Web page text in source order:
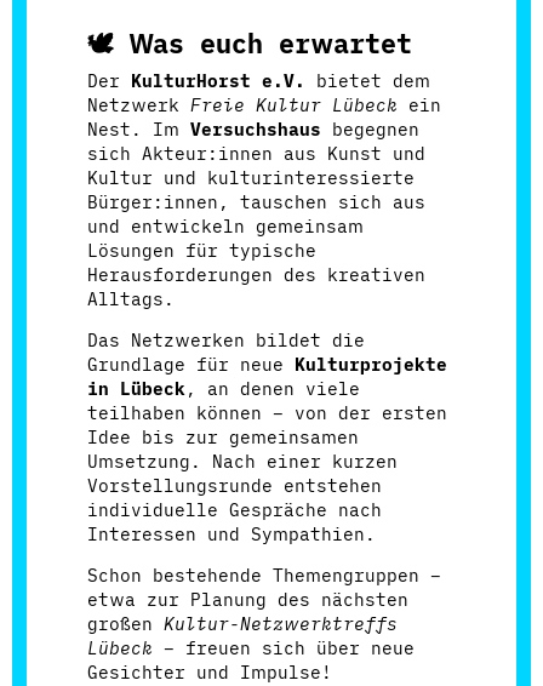
🕊️ Was euch erwartet
Der KulturHorst e.V.
bietet dem
Netzwerk Freie Kultur Lübeck ein
Nest. Im Versuchshaus begegnen
sich Akteur:innen aus Kunst und
Kultur und kulturinteressierte
Bürger:innen, tauschen sich aus
und entwickeln gemeinsam
Lösungen für typische
Herausforderungen des kreativen
Alltags.
Das Netzwerken bildet die
Grundlage für neue Kulturprojekte
in Lübeck, an denen viele
teilhaben können – von der ersten
Idee bis zur gemeinsamen
Umsetzung. Nach einer kurzen
Vorstellungsrunde entstehen
individuelle Gespräche nach
Interessen und Sympathien.
Schon bestehende Themengruppen –
etwa zur Planung des nächsten
großen Kultur-Netzwerktreffs
Lübeck – freuen sich über neue
Gesichter und Impulse!